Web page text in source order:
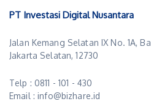
PT Investasi Digital Nusantara
Jalan Kemang Selatan IX No. 1A,
Jakarta Selatan, 12730
Telp : 0811 - 101 - 430
Email : info@bizhare.id